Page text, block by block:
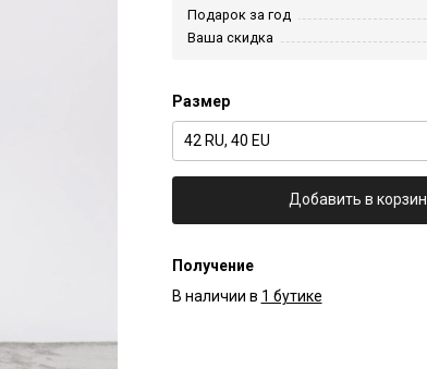
Подарок за год
Ваша скидка
Размер
42 RU, 40 EU
Добавить в
Получение
В наличии в 1 бутике